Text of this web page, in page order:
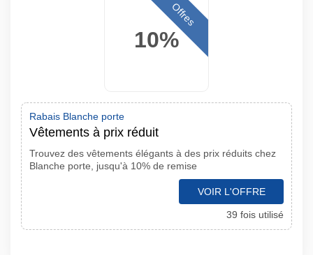
10%
Offres
Rabais Blanche porte
Vêtements à prix réduit
Trouvez des vêtements élégants à des prix réduits chez
Blanche porte, jusqu'à 10% de remise
VOIR L'OFFRE
39 fois utilisé